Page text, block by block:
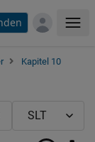
Kapitel 10